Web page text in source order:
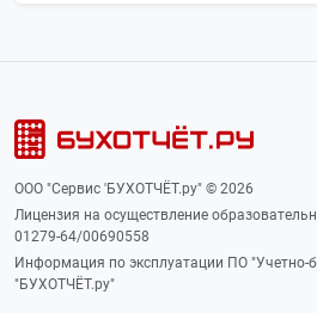
ООО "Сервис 'БУХОТЧЁТ.ру" © 2026
Лицензия на осуществление
01279-64/00690558
Информация по эксплуатации ПО "Учетно-
"БУХОТЧЁТ.ру"